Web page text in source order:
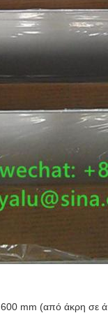
600 mm (από άκρη σε